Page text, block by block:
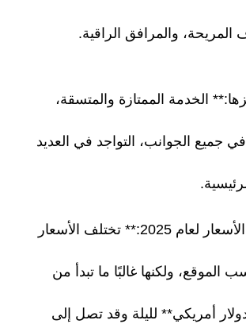
المريحة، والمرافق الراقية.
الخدمة الممتازة والمتسقة،
في جميع الجوانب، التواجد في العديد
* **تقدير الأسعار لعام 2025:** تختلف الأسعار
ولكنها غالبًا ما تبدأ من
**500 دولار أمريكي** لليلة وقد تصل إلى